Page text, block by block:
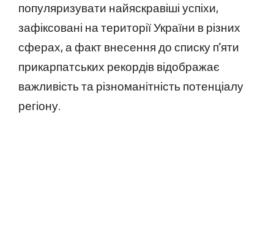
популяризувати найяскравіші успіхи,
зафіксовані на території України в різних
сферах, а факт внесення до списку п’яти
прикарпатських рекордів відображає
важливість та різноманітність потенціалу
регіону.